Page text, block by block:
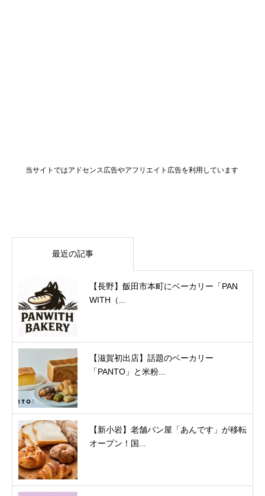
当サイトではアドセンス広告やアフリエイト広告を利用しています
最近の記事
【長野】飯田市本町にベーカリー「PAN
WITH（...
【滋賀初出店】話題のベーカリー
「PANTO」と米粉...
【新小岩】老舗パン屋「あんです」が移転
オープン！国...